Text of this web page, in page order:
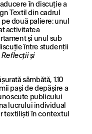
în discuție a
Textil din cadrul
două paliere: unul
activitatea
și unul sub
între studenții
Reflecții și
sâmbătă, 1.10
pași de depășire a
publicului
lucrului individual
textiliști în contextul